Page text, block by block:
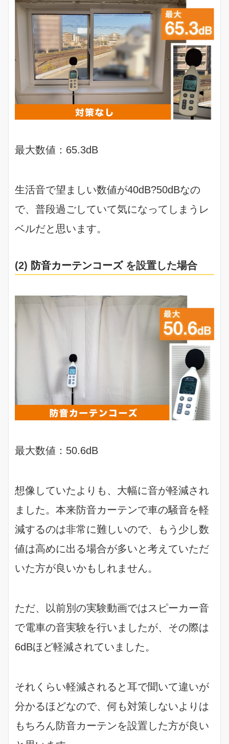
最大数値：65.3dB
生活音で望ましい数値が40dB?50dBなの
で、普段過ごしていて気になってしまうレ
ベルだと思います。
(2) 防音カーテンコーズを設置した場合
最大数値：50.6dB
想像していたよりも、大幅に音が軽減され
ました。本来防音カーテンで車の騒音を軽
減するのは非常に難しいので、もう少し数
値は高めに出る場合が多いと考えていただ
いた方が良いかもしれません。
ただ、以前別の実験動画ではスピーカー音
で電車の音実験を行いましたが、その際は
6dBほど軽減されていました。
それくらい軽減されると耳で聞いて違いが
分かるほどなので、何も対策しないよりは
もちろん防音カーテンを設置した方が良い